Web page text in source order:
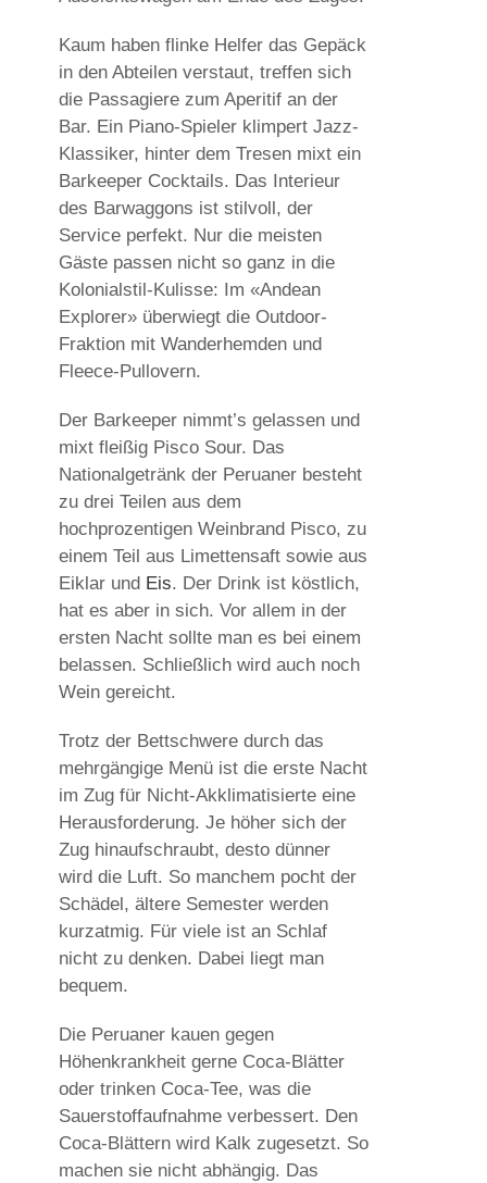
Kaum haben flinke Helfer das Gepäck
in den Abteilen verstaut, treffen sich
die Passagiere zum Aperitif an der
Bar. Ein Piano-Spieler klimpert Jazz-
Klassiker, hinter dem Tresen mixt ein
Barkeeper Cocktails. Das Interieur
des Barwaggons ist stilvoll, der
Service perfekt. Nur die meisten
Gäste passen nicht so ganz in die
Kolonialstil-Kulisse: Im «Andean
Explorer» überwiegt die Outdoor-
Fraktion mit Wanderhemden und
Fleece-Pullovern.
Der Barkeeper nimmt’s gelassen und
mixt fleißig Pisco Sour. Das
Nationalgetränk der Peruaner besteht
zu drei Teilen aus dem
hochprozentigen Weinbrand Pisco, zu
einem Teil aus Limettensaft sowie aus
Eiklar und Eis. Der Drink ist köstlich,
hat es aber in sich. Vor allem in der
ersten Nacht sollte man es bei einem
belassen. Schließlich wird auch noch
Wein gereicht.
Trotz der Bettschwere durch das
mehrgängige Menü ist die erste Nacht
im Zug für Nicht-Akklimatisierte eine
Herausforderung. Je höher sich der
Zug hinaufschraubt, desto dünner
wird die Luft. So manchem pocht der
Schädel, ältere Semester werden
kurzatmig. Für viele ist an Schlaf
nicht zu denken. Dabei liegt man
bequem.
Die Peruaner kauen gegen
Höhenkrankheit gerne Coca-Blätter
oder trinken Coca-Tee, was die
Sauerstoffaufnahme verbessert. Den
Coca-Blättern wird Kalk zugesetzt. So
machen sie nicht abhängig. Das